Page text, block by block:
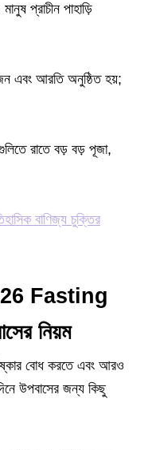
প্রাচীন পাহাড়ি
এবং আরতি অনুষ্ঠিত হয়;
রাতে বড় বড় পূজা,
বাণিজ্য চুক্তির
Fasting
নিয়ম
বোধ করতে এবং আরও
উপবাসের জন্য কিছু